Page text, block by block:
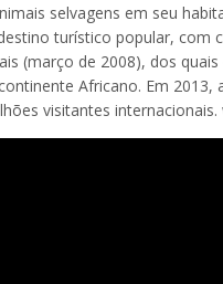
selvagens em seu
turístico popular, com
(março de 2008), dos quais
Africano. Em 2013,
visitantes internacionais.